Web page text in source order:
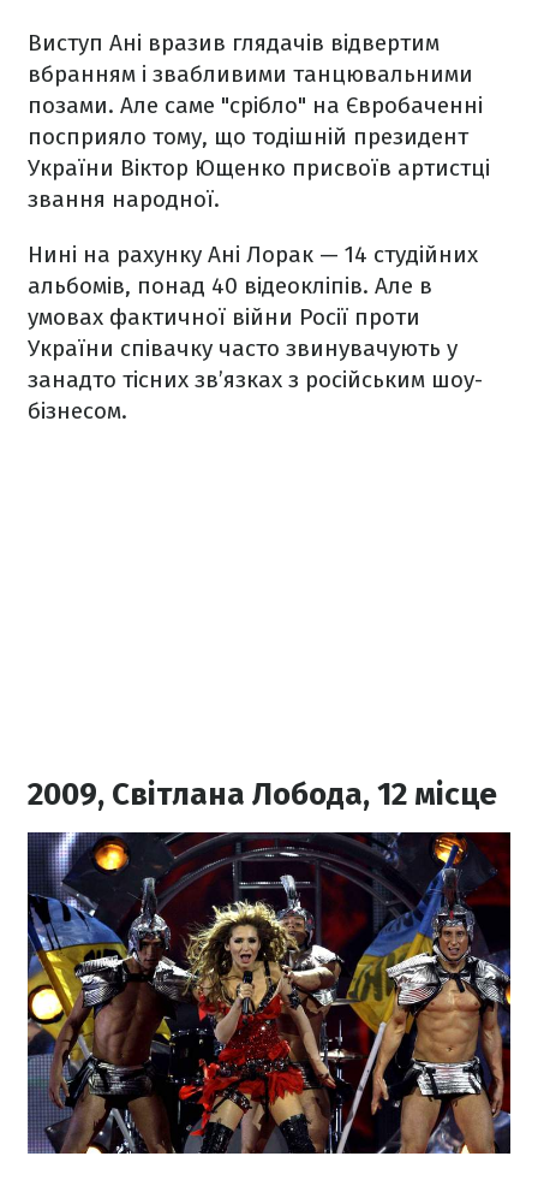
Виступ Ані вразив глядачів відвертим
вбранням і звабливими танцювальними
позами. Але саме "срібло" на Євробаченні
посприяло тому, що тодішній президент
України Віктор Ющенко присвоїв артистці
звання народної.
Нині на рахунку Ані Лорак — 14 студійних
альбомів, понад 40 відеокліпів. Але в
умовах фактичної війни Росії проти
України співачку часто звинувачують у
занадто тісних зв’язках з російським шоу-
бізнесом.
2009, Світлана Лобода, 12 місце